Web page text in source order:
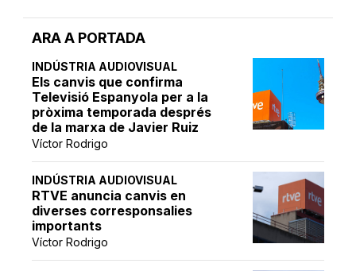
ARA A PORTADA
INDÚSTRIA AUDIOVISUAL
Els canvis que confirma
Televisió Espanyola per a la
pròxima temporada després
de la marxa de Javier Ruiz
Víctor Rodrigo
INDÚSTRIA AUDIOVISUAL
RTVE anuncia canvis en
diverses corresponsalies
importants
Víctor Rodrigo